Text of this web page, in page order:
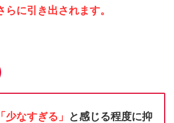
に引き出されます。
「少なすぎる」
と感じる程度に抑